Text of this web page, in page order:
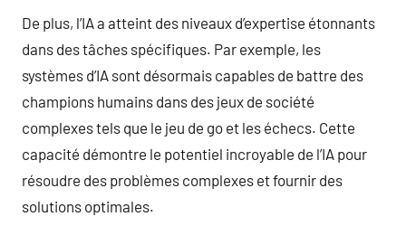
De plus, l’IA a atteint des niveaux d’expertise étonnants
dans des tâches spécifiques. Par exemple, les
systèmes d’IA sont désormais capables de battre des
champions humains dans des jeux de société
complexes tels que le jeu de go et les échecs. Cette
capacité démontre le potentiel incroyable de l’IA pour
résoudre des problèmes complexes et fournir des
solutions optimales.